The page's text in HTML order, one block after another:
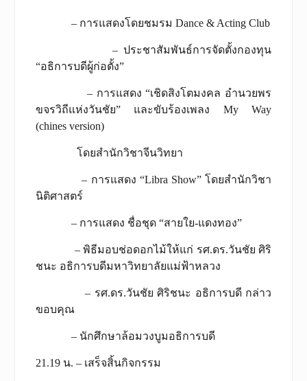
– การแสดงโดยชมรม Dance & Acting Club
– ประชาสัมพันธ์การจัดตั้งกองทุน
“อธิการบดีผู้ก่อตั้ง”
– การแสดง “เชิดสิงโตมงคล อำนวยพร
ขจรวิถีแห่งวันชัย” และขับร้องเพลง My Way
(chines version)
โดยสำนักวิชาจีนวิทยา
– การแสดง “Libra Show” โดยสำนักวิชา
นิติศาสตร์
– การแสดง ชื่อชุด “สายใย-แดงทอง”
– พิธีมอบช่อดอกไม้ให้แก่ รศ.ดร.วันชัย ศิริ
ชนะ อธิการบดีมหาวิทยาลัยแม่ฟ้าหลวง
– รศ.ดร.วันชัย ศิริชนะ อธิการบดี กล่าว
ขอบคุณ
– นักศึกษาล้อมวงบูมอธิการบดี
21.19 น. – เสร็จสิ้นกิจกรรม